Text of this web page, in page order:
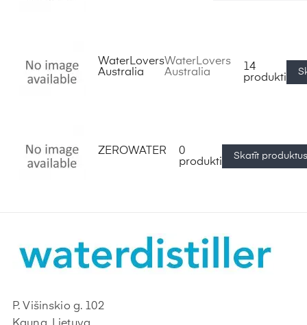
WaterLovers
Australia
WaterLovers
Australia
14
produkti
ZEROWATER
0
produkti
Skatīt produktus
P. Višinskio g. 102